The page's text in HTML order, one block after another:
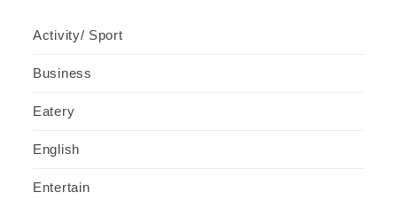
Activity/ Sport
Business
Eatery
English
Entertain